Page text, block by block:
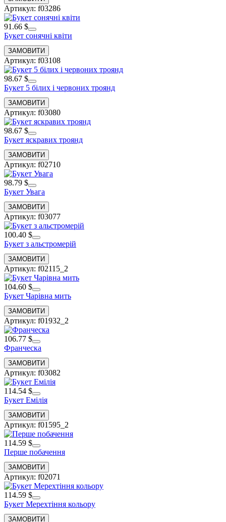
Артикул: f03286
91.66 $
Букет сонячні квіти
Артикул: f03108
98.67 $
Букет 5 білих і червоних троянд
Артикул: f03080
98.67 $
Букет яскравих троянд
Артикул: f02710
98.79 $
Букет Увага
Артикул: f03077
100.40 $
Букет з альстромерій
Артикул: f02115_2
104.60 $
Букет Чарівна мить
Артикул: f01932_2
106.77 $
Франческа
Артикул: f03082
114.54 $
Букет Емілія
Артикул: f01595_2
114.59 $
Перше побачення
Артикул: f02071
114.59 $
Букет Мерехтіння кольору